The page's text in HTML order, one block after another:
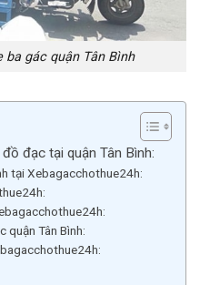
ba gác quận Tân Bình
đạc tại quận Tân Bình:
tại Xebagacchothue24h:
quận Tân Bình: